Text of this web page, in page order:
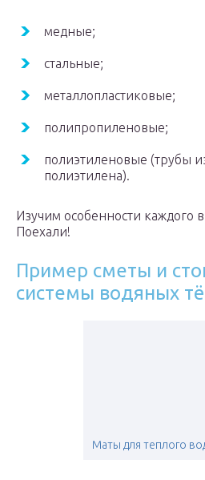
медные;
стальные;
металлопластиковые;
полипропиленовые;
полиэтиленовые (трубы
полиэтилена).
Изучим особенности каждого
Поехали!
Пример сметы и
системы водяных
Маты для теплого